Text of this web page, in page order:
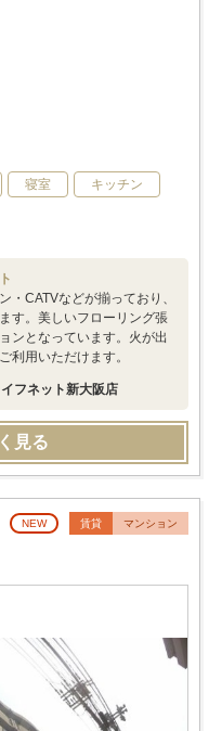
寝室 キッチン
・CATVなどが揃っており、
す。美しいフローリング張
ンとなっています。火が出
利用いただけます。
フネット新大阪店
見る
NEW 賃貸 マンション